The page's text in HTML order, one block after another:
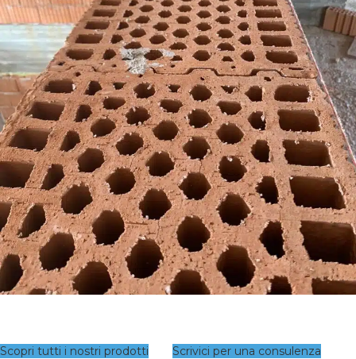
Scopri tutti i nostri prodotti Scrivici per una consulenza